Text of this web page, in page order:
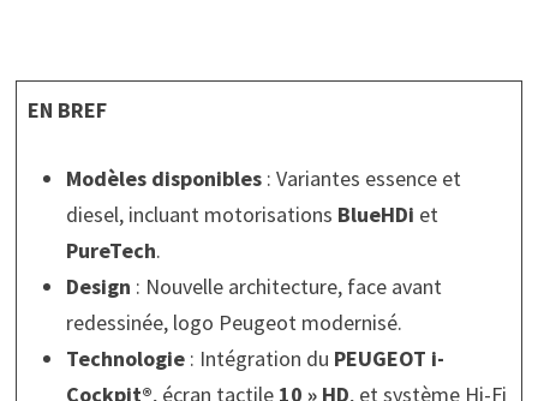
EN BREF
Modèles disponibles: Variantes essence et
diesel, incluant motorisations BlueHDi et
PureTech.
Design : Nouvelle architecture, face avant
redessinée, logo Peugeot modernisé.
Technologie: Intégration du PEUGEOT i-
Cockpit®, écran tactile 10 » HD, et système Hi-Fi